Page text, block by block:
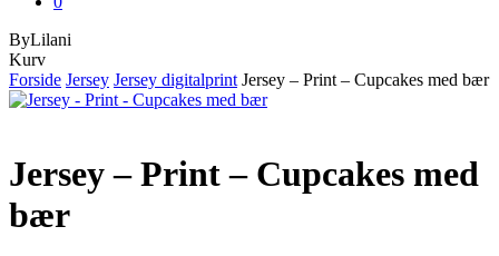
ByLilani
KurvClose
Cart
Forside Jersey Jersey digitalprint Jersey – Print – Cupcakes med bær
Jersey – Print – Cupcakes med
bær